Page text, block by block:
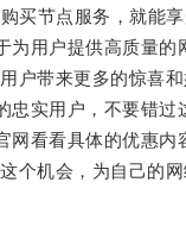
节点服务，就能享
用户提供高质量的
户带来更多的惊喜和
实用户，不要错过
看看具体的优惠内
个机会，为自己的